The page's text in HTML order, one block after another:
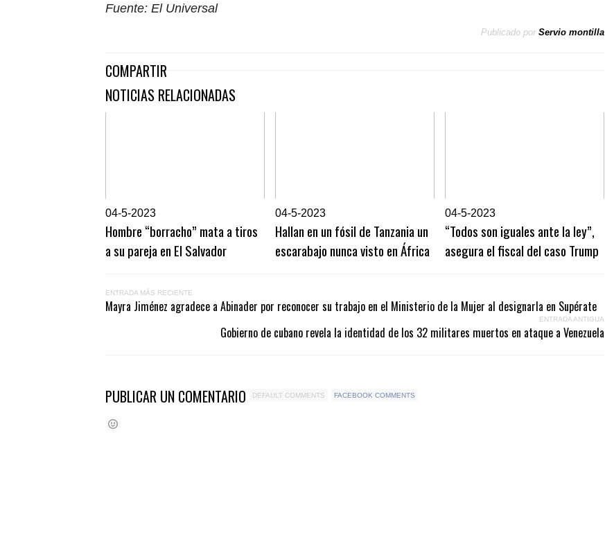
Fuente: El Universal
Publicado por Servio montilla
COMPARTIR
NOTICIAS RELACIONADAS
04-5-2023
Hombre “borracho” mata a tiros
a su pareja en El Salvador
04-5-2023
Hallan en un fósil de Tanzania un
escarabajo nunca visto en África
04-5-2023
“Todos son iguales ante la ley”,
asegura el fiscal del caso Trump
ENTRADA MÁS RECIENTE
Mayra Jiménez agradece a Abinader por reconocer su trabajo en el Ministerio de la Mujer al designarla en Supérate
ENTRADA ANTIGUA
Gobierno de cubano revela la identidad de los 32 militares muertos en ataque a Venezuela
PUBLICAR UN COMENTARIO DEFAULT COMMENTS FACEBOOK COMMENTS